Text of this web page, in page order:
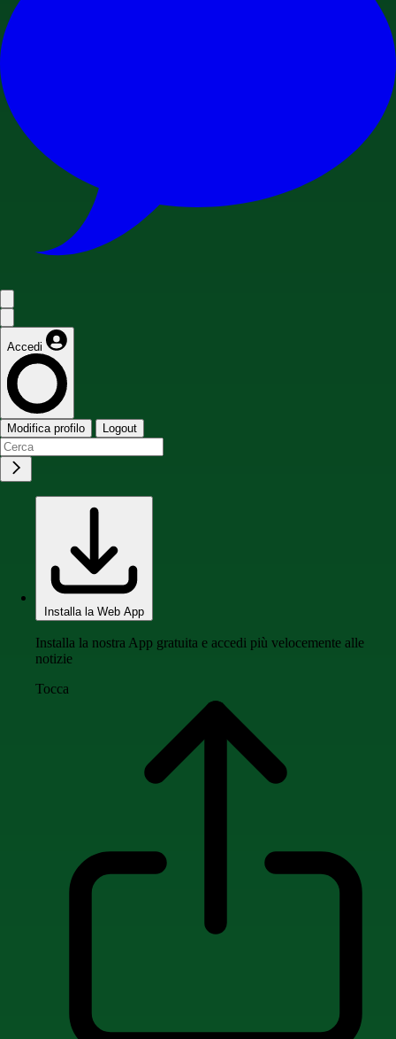
Accedi
Modifica profilo Logout
Installa la Web App
Installa la nostra App gratuita e accedi più velocemente alle
notizie
Tocca